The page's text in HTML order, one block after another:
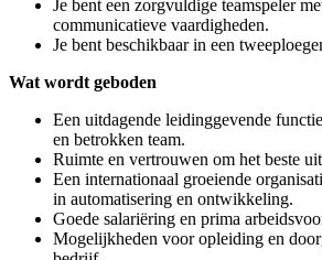
Je bent een zorgvuldige teamspeler
communicatieve vaardigheden.
Je bent beschikbaar in een
Wat wordt geboden
Een uitdagende leidinggevende
en betrokken team.
Ruimte en vertrouwen om het beste
Een internationaal groeiende
in automatisering en ontwikkeling.
Goede salariëring en prima
Mogelijkheden voor opleiding en